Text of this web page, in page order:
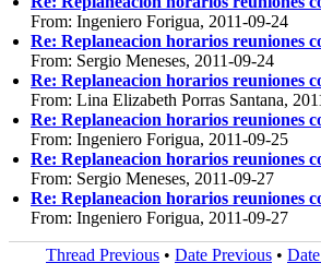
From: Ingeniero Forigua, 2011-09-24
Re: Replaneacion horarios reuniones
From: Sergio Meneses, 2011-09-24
Re: Replaneacion horarios reuniones
From: Lina Elizabeth Porras Santana,
Re: Replaneacion horarios reuniones
From: Ingeniero Forigua, 2011-09-25
Re: Replaneacion horarios reuniones
From: Sergio Meneses, 2011-09-27
Re: Replaneacion horarios reuniones
From: Ingeniero Forigua, 2011-09-27
Thread Previous • Date Previous •